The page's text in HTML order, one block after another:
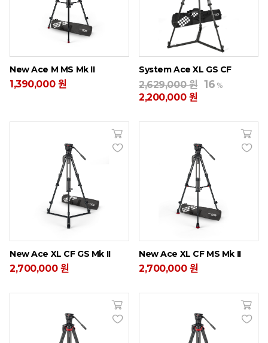
New Ace M MS Mk II
1,390,000 원
System Ace XL GS CF
2,629,000 원 16 %
2,200,000 원
New Ace XL CF GS Mk II
2,700,000 원
New Ace XL CF MS Mk II
2,700,000 원